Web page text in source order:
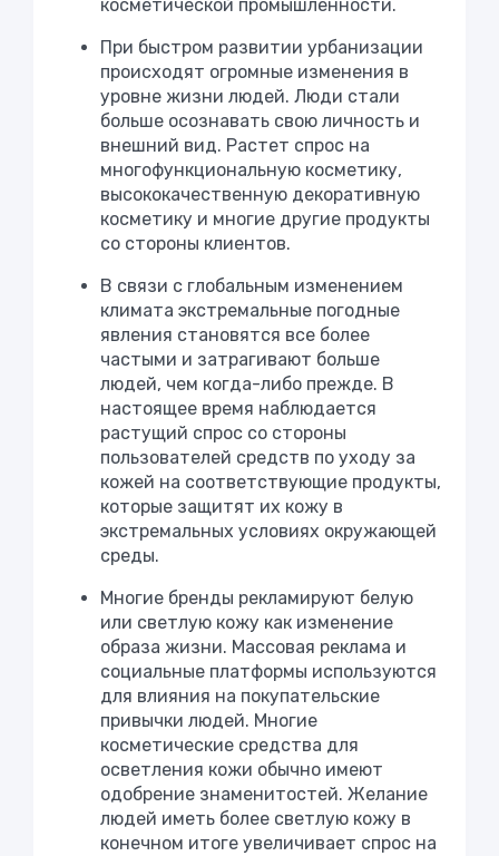
косметической промышленности.
При быстром развитии урбанизации
происходят огромные изменения в
уровне жизни людей. Люди стали
больше осознавать свою личность и
внешний вид. Растет спрос на
многофункциональную косметику,
высококачественную декоративную
косметику и многие другие продукты
со стороны клиентов.
В связи с глобальным изменением
климата экстремальные погодные
явления становятся все более
частыми и затрагивают больше
людей, чем когда-либо прежде. В
настоящее время наблюдается
растущий спрос со стороны
пользователей средств по уходу за
кожей на соответствующие продукты,
которые защитят их кожу в
экстремальных условиях окружающей
среды.
Многие бренды рекламируют белую
или светлую кожу как изменение
образа жизни. Массовая реклама и
социальные платформы используются
для влияния на покупательские
привычки людей. Многие
косметические средства для
осветления кожи обычно имеют
одобрение знаменитостей. Желание
людей иметь более светлую кожу в
конечном итоге увеличивает спрос на